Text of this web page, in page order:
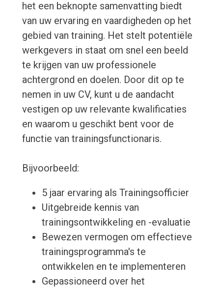
het een beknopte samenvatting biedt
van uw ervaring en vaardigheden op het
gebied van training. Het stelt potentiële
werkgevers in staat om snel een beeld
te krijgen van uw professionele
achtergrond en doelen. Door dit op te
nemen in uw CV, kunt u de aandacht
vestigen op uw relevante kwalificaties
en waarom u geschikt bent voor de
functie van trainingsfunctionaris.
Bijvoorbeeld:
5 jaar ervaring als Trainingsofficier
Uitgebreide kennis van
trainingsontwikkeling en -evaluatie
Bewezen vermogen om effectieve
trainingsprogramma's te
ontwikkelen en te implementeren
Gepassioneerd over het